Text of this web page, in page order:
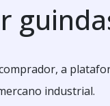
a
industrial.